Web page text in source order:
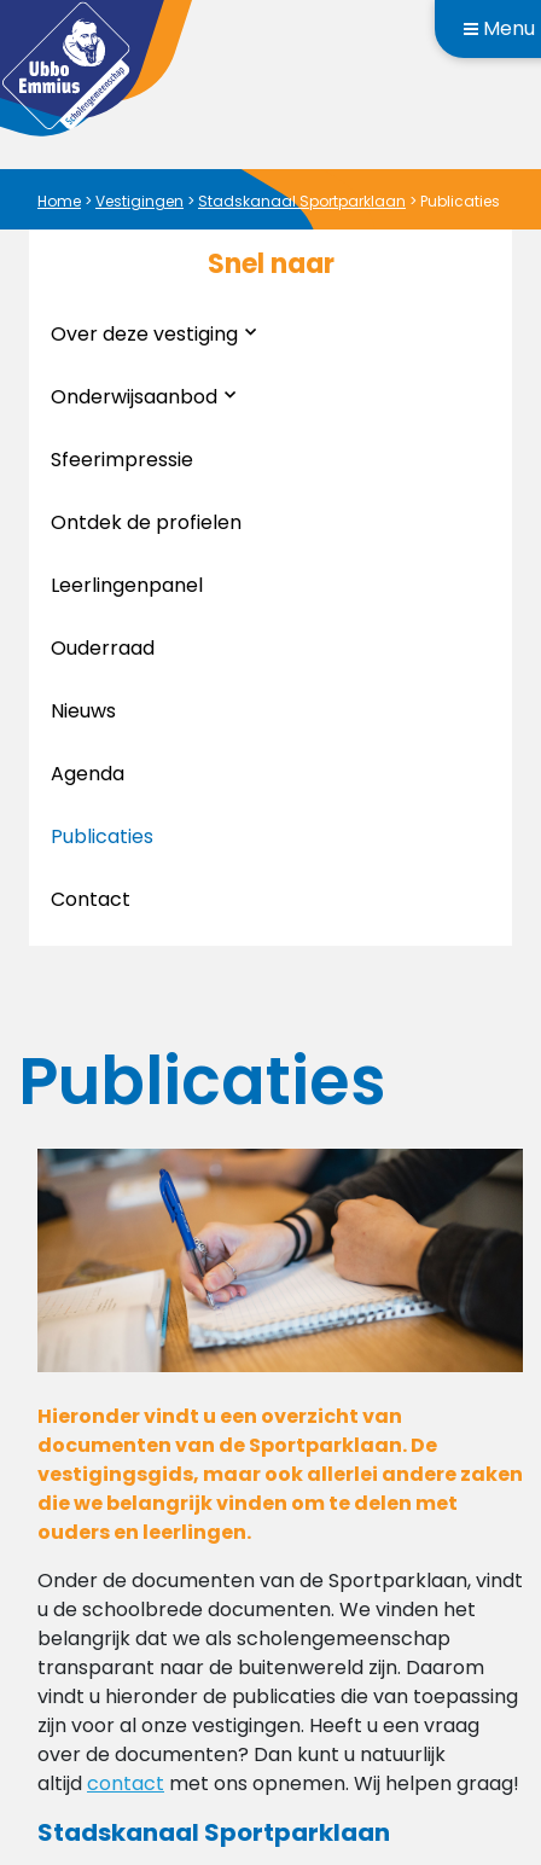
Menu
Home > Vestigingen > Stadskanaal Sportparklaan > Publicaties
Snel naar
Over deze vestiging
Onderwijsaanbod
Sfeerimpressie
Ontdek de profielen
Leerlingenpanel
Ouderraad
Nieuws
Agenda
Publicaties
Contact
Publicaties
Hieronder vindt u een overzicht van
documenten van de Sportparklaan. De
vestigingsgids, maar ook allerlei andere zaken
die we belangrijk vinden om te delen met
ouders en leerlingen.
Onder de documenten van de Sportparklaan, vindt
u de schoolbrede documenten. We vinden het
belangrijk dat we als scholengemeenschap
transparant naar de buitenwereld zijn. Daarom
vindt u hieronder de publicaties die van toepassing
zijn voor al onze vestigingen. Heeft u een vraag
over de documenten? Dan kunt u natuurlijk
altijdcontact met ons opnemen. Wij helpen graag!
Stadskanaal Sportparklaan